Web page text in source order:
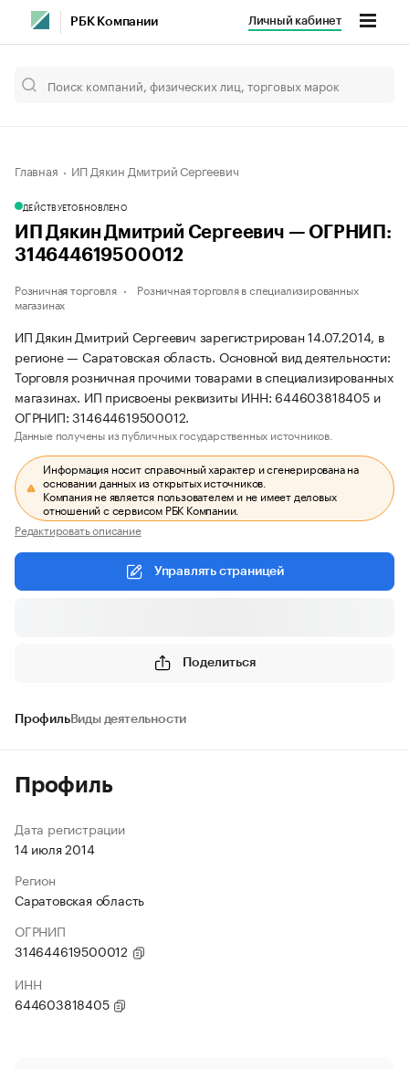
РБК Компании Личный кабинет
Главная ИП Дякин Дмитрий Сергеевич
ДЕЙСТВУЕТОБНОВЛЕНО
ИП Дякин Дмитрий Сергеевич — ОГРНИП:
314644619500012
Розничная торговля
Розничная торговля в специализированных
магазинах
ИП Дякин Дмитрий Сергеевич зарегистрирован 14.07.2014, в
регионе — Саратовская область. Основной вид деятельности:
Торговля розничная прочими товарами в специализированных
магазинах. ИП присвоены реквизиты ИНН: 644603818405 и
ОГРНИП: 314644619500012.
Данные получены из публичных государственных источников.
Информация носит справочный характер и сгенерирована на
основании данных из открытых источников.
Компания не является пользователем и не имеет деловых
отношений с сервисом РБК Компании.
Редактировать описание
Управлять страницей
Поделиться
ПрофильВиды деятельности
Профиль
Дата регистрации
14 июля 2014
Регион
Саратовская область
ОГРНИП
314644619500012
ИНН
644603818405